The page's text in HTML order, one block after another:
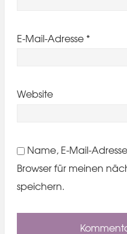
E-Mail-Adresse *
Website
Name, E-Mail-
Browser für meinen
speichern.